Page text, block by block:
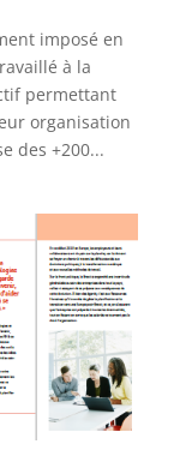
imposé en
à la
permettant
organisation
des +200...